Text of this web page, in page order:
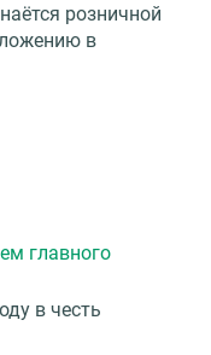
розничной
в
главного
в честь